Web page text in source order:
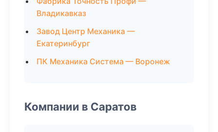
Владикавказ
Завод Центр Механика —
Екатеринбург
ПК Механика Система — Воронеж
Компании в Саратов